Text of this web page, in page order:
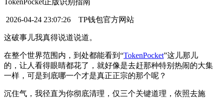
TokenPocket正版识别指南
2026-04-24 23:07:26 TP钱包官方网站
这破事儿我真得说道说道。
在整个世界范围内，到处都能看到“TokenPocket”这儿那儿
的，让人看得眼睛都花了，就好像是去赶那种特别热闹的大集
一样，可是到底哪一个才是真正正宗的那个呢？
沉住气，我径直为你彻底清理，仅三个关键道理，依照去施